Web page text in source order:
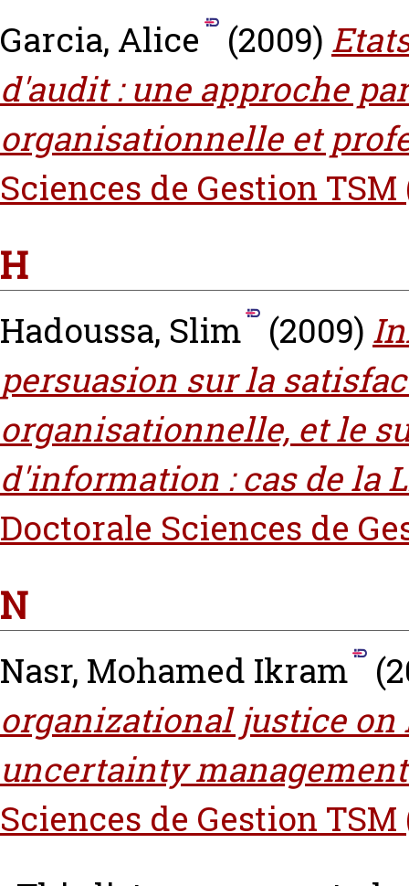
Garcia, Alice (2009)
d'audit‎ : une approche
organisationnelle et
Sciences de Gestion TSM
H
Hadoussa, Slim (2009)
persuasion sur la
organisationnelle, et le
d'information‎ : cas de la
Doctorale Sciences de
N
Nasr, Mohamed Ikram
organizational justice on
uncertainty
Sciences de Gestion TSM